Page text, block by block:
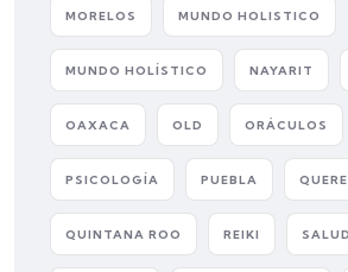
MORELOS MUNDO HOLISTICO
MUNDO HOLÍSTICO NAYARIT
OAXACA OLD ORÁCULOS
PSICOLOGÍA PUEBLA
QUINTANA ROO REIKI SALUD